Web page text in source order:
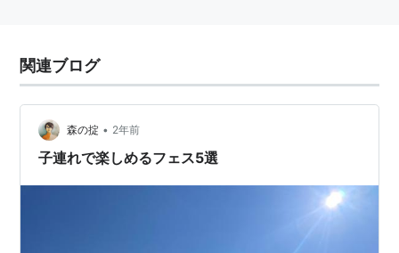
関連ブログ
森の掟 • 2年前
子連れで楽しめるフェス5選